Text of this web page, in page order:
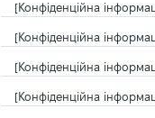
[Конфіденційна
[Конфіденційна
[Конфіденційна
[Конфіденційна